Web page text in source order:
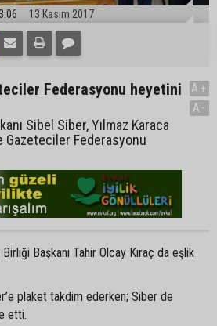
13 Kasım 2017
Federasyonu heyetini
Sibel Siber, Yılmaz Karaca
Gazeteciler Federasyonu
A+
A-
Başkanı Tahir Olcay Kıraç da eşlik
plaket takdim ederken; Siber de
etti.